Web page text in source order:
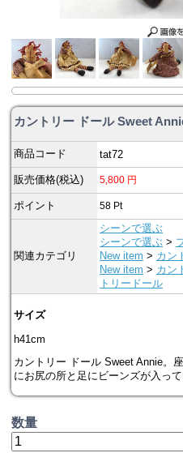
カントリー ドール Sweet
商品コード tat72
販売価格(税込) 5,800 円
ポイント 58 Pt
関連カテゴリ
シーンで選ぶ
シーンで選ぶ >
New item > カン
New item > カン
トリードール
サイズ
h41cm
カントリー ドール Sweet Annie。
にお尻の所と足にビーンズが入って
数量